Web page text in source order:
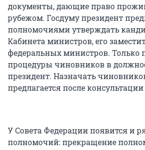
документы, дающие право
рубежом. Госдуму президент
полномочиями утверждать
Кабинета министров, его
федеральных министров. Только
процедуры чиновников в
президент. Назначать
предлагается после
У Совета Федерации появится и
полномочий: прекращение